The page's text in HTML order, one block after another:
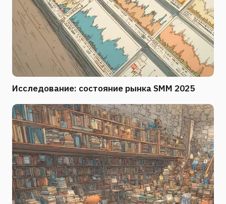
Исследование: состояние рынка SMM 2025